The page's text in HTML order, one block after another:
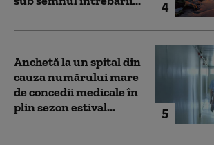
4
5
Anchetă la un spital din
cauza numărului mare
de concedii medicale în
plin sezon estival...